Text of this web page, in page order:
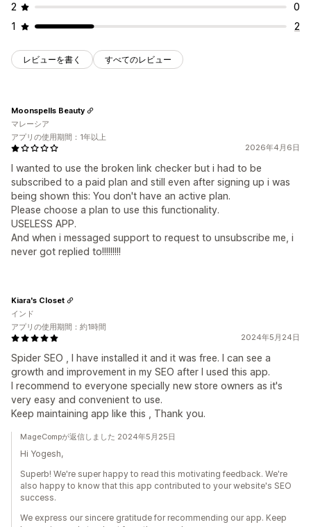
2
0
1
2
レビューを書く すべてのレビュー
2026年4月6日
I wanted to use the broken link checker but i had to be
subscribed to a paid plan and still even after signing up i was
being shown this: You don't have an active plan.
Please choose a plan to use this functionality.
USELESS APP.
And when i messaged support to request to unsubscribe me, i
never got replied to!!!!!!!!!
Moonspells Beauty
マレーシア
アプリの使用期間：1年以上
2024年5月24日
Spider SEO , I have installed it and it was free. I can see a
growth and improvement in my SEO after I used this app.
I recommend to everyone specially new store owners as it's
very easy and convenient to use.
Keep maintaining app like this , Thank you.
Kiara's Closet
インド
アプリの使用期間：約1時間
MageCompが返信しました 2024年5月25日
Hi Yogesh,
Superb! We're super happy to read this motivating feedback. We're
also happy to know that this app contributed to your website's SEO
success.
We express our sincere gratitude for recommending our app. Keep